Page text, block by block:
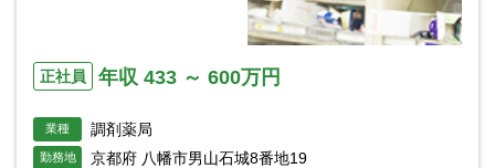
正社員 年収 433 ～ 600万円
業種 調剤薬局
勤務地 京都府 八幡市男山石城8番地19